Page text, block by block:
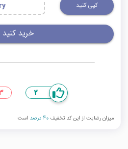
کپی کنید
خرید کنید
2
میزان رضایت از این کد تخفیف 40 درصد است